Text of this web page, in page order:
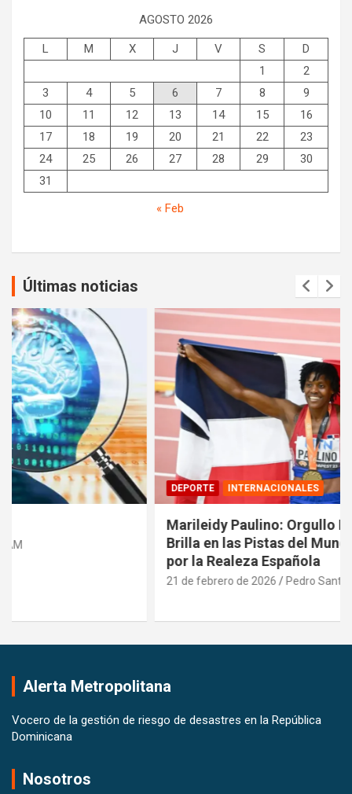
AGOSTO 2026
L M X J V S
D
1
2
3
4 5 6 7 8
9
10
11 12 13 14 15
16
17
18 19 20 21 22
23
24
25 26 27 28 29
30
31
« Feb
Últimas noticias
DEPORTE INTERNACIONALES
Marileidy Paulino: Orgullo Dominicano que
Brilla en las Pistas del Mundo y es Reconocida
por la Realeza Española
Pedro Santana
Alerta Metropolitana
Vocero de la gestión de riesgo de desastres en la República
Dominicana
Nosotros